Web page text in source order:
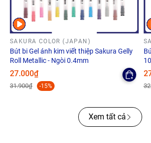
SAKURA COLOR (JAPAN)
Bút bi Gel ánh kim viết thiệp Sakura Gelly
Roll Metallic - Ngòi 0.4mm
27.000₫
31.900₫ -15%
Xem tất cả